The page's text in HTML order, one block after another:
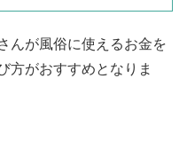
んが風俗に使えるお金を
方がおすすめとなりま